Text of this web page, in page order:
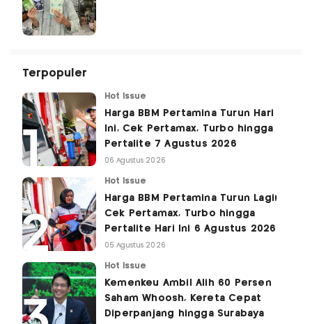
Terpopuler
Hot Issue
Harga BBM Pertamina Turun Hari
Ini, Cek Pertamax, Turbo hingga
Pertalite 7 Agustus 2026
06 Agustus 2026
Hot Issue
Harga BBM Pertamina Turun Lagi!
Cek Pertamax, Turbo hingga
Pertalite Hari Ini 6 Agustus 2026
05 Agustus 2026
Hot Issue
Kemenkeu Ambil Alih 60 Persen
Saham Whoosh, Kereta Cepat
Diperpanjang hingga Surabaya